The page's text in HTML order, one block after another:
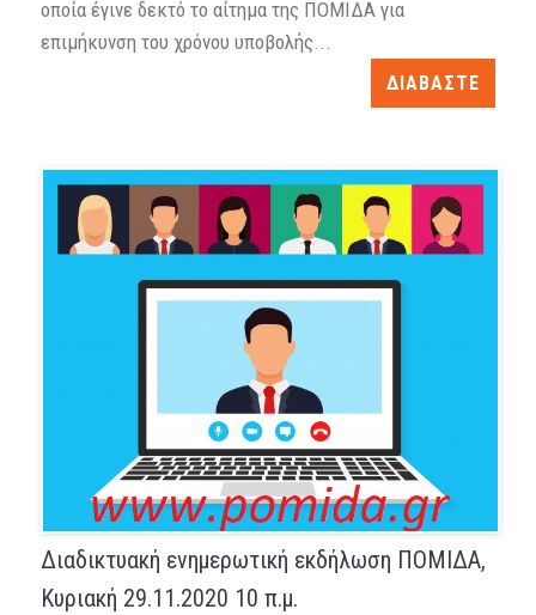
οποία έγινε δεκτό το αίτημα της ΠΟΜΙΔΑ για
επιμήκυνση του χρόνου υποβολής...
ΔΙΑΒΑΣΤΕ
Διαδικτυακή ενημερωτική εκδήλωση ΠΟΜΙΔΑ,
Κυριακή 29.11.2020 10 π.μ.